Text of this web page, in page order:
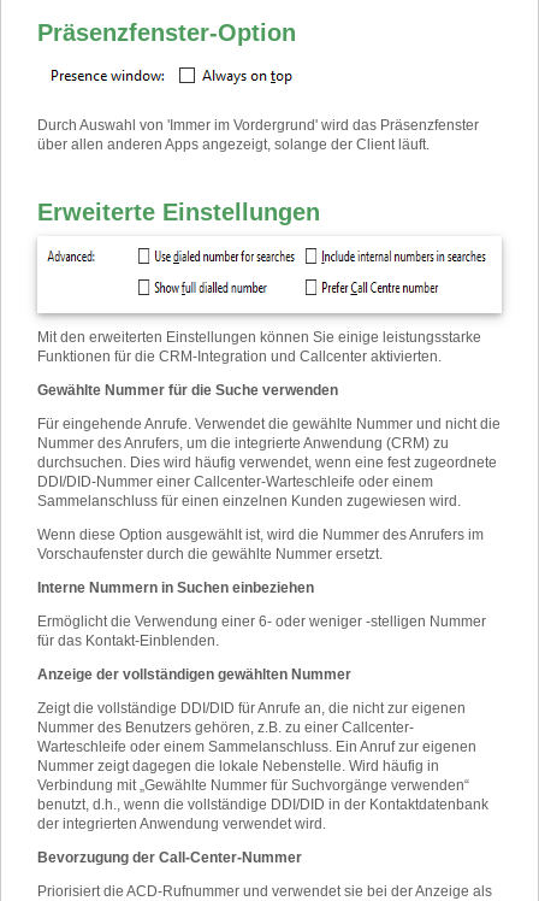
Präsenzfenster-Option
Durch Auswahl von 'Immer im Vordergrund' wird das Präsenzfenster
über allen anderen Apps angezeigt, solange der Client läuft.
Erweiterte Einstellungen
Mit den erweiterten Einstellungen können Sie einige leistungsstarke
Funktionen für die CRM-Integration und Callcenter aktivierten.
Gewählte Nummer für die Suche verwenden
Für eingehende Anrufe. Verwendet die gewählte Nummer und nicht die
Nummer des Anrufers, um die integrierte Anwendung (CRM) zu
durchsuchen. Dies wird häufig verwendet, wenn eine fest zugeordnete
DDI/DID-Nummer einer Callcenter-Warteschleife oder einem
Sammelanschluss für einen einzelnen Kunden zugewiesen wird.
Wenn diese Option ausgewählt ist, wird die Nummer des Anrufers im
Vorschaufenster durch die gewählte Nummer ersetzt.
Interne Nummern in Suchen einbeziehen
Ermöglicht die Verwendung einer 6- oder weniger -stelligen Nummer
für das Kontakt-Einblenden.
Anzeige der vollständigen gewählten Nummer
Zeigt die vollständige DDI/DID für Anrufe an, die nicht zur eigenen
Nummer des Benutzers gehören, z.B. zu einer Callcenter-
Warteschleife oder einem Sammelanschluss. Ein Anruf zur eigenen
Nummer zeigt dagegen die lokale Nebenstelle. Wird häufig in
Verbindung mit „Gewählte Nummer für Suchvorgänge verwenden“
benutzt, d.h., wenn die vollständige DDI/DID in der Kontaktdatenbank
der integrierten Anwendung verwendet wird.
Bevorzugung der Call-Center-Nummer
Priorisiert die ACD-Rufnummer und verwendet sie bei der Anzeige als